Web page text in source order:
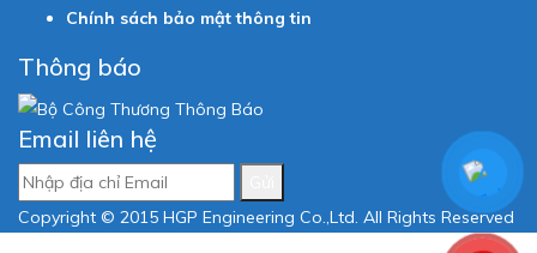
Chính sách bảo mật thông tin
Thông báo
Email liên hệ
Copyright © 2015 HGP Engineering Co.,Ltd. All Rights Reserved